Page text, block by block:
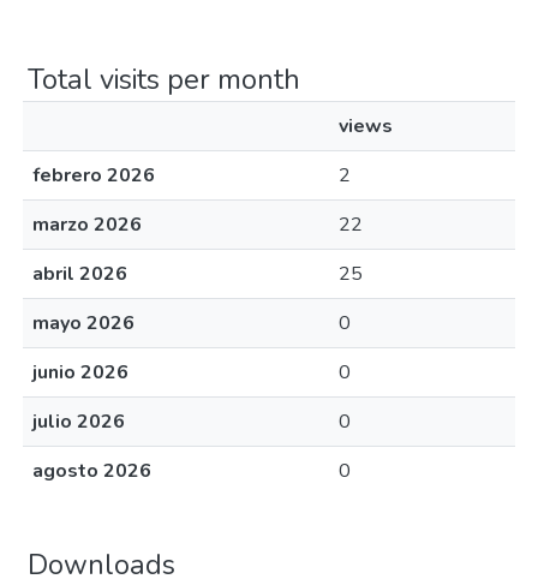
Total visits per month
views
febrero 2026
2
marzo 2026
22
abril 2026
25
mayo 2026
0
junio 2026
0
julio 2026
0
agosto 2026
0
Downloads